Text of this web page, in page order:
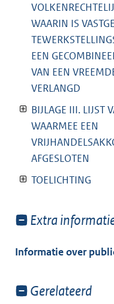
WAARIN IS
EEN
VAN EEN
VERLANGD
BIJLAGE III. LIJST
WAARMEE EEN
AFGESLOTEN
TOELICHTING
Toon
van:
Extra
Informatie over
Toon
Gerelateerd